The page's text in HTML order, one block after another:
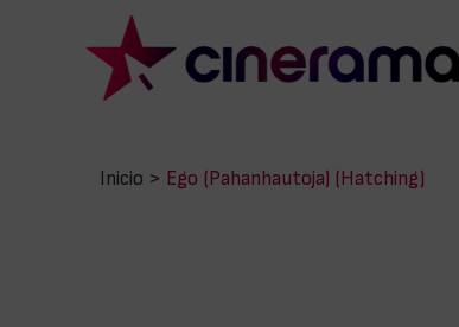
Inicio > Ego (Pahanhautoja) (Hatching)